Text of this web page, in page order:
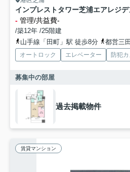
インプレストタワー芝浦エアレジデ
- 管理/共益費-
/築12年 /25階建
山手線「田町」駅 徒歩8分
都営三
オートロック エレベーター 防犯カ
募集中の部屋
過去掲載物件
賃貸マンション